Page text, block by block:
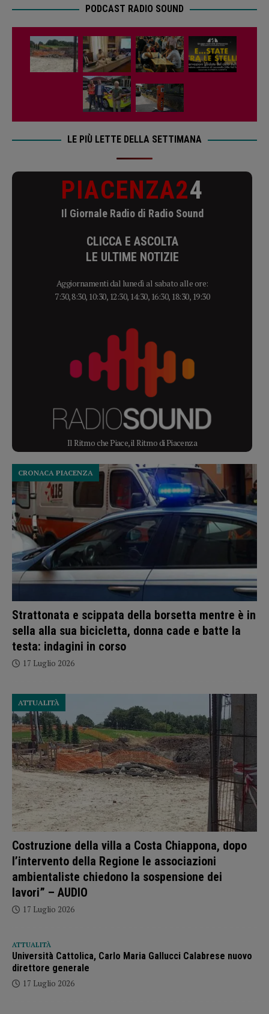
PODCAST RADIO SOUND
LE PIÙ LETTE DELLA SETTIMANA
PIACENZA24
Il Giornale Radio di Radio Sound
CLICCA E ASCOLTA
LE ULTIME NOTIZIE
Aggiornamenti dal lunedì al sabato alle ore:
7:30, 8:30, 10:30, 12:30, 14:30, 16:30, 18:30, 19:30
Il Ritmo che Piace, il Ritmo di Piacenza
Strattonata e scippata della borsetta mentre è in
sella alla sua bicicletta, donna cade e batte la
testa: indagini in corso
CRONACA PIACENZA
17 Luglio 2026
Costruzione della villa a Costa Chiappona, dopo
l’intervento della Regione le associazioni
ambientaliste chiedono la sospensione dei
lavori” – AUDIO
ATTUALITÀ
17 Luglio 2026
ATTUALITÀ
Università Cattolica, Carlo Maria Gallucci Calabrese nuovo
direttore generale
17 Luglio 2026